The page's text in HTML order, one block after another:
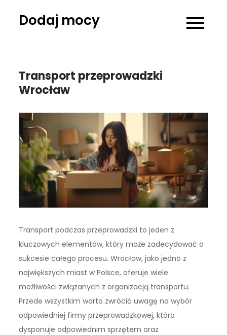
Dodaj mocy
Transport przeprowadzki
Wrocław
Transport podczas przeprowadzki to jeden z
kluczowych elementów, który może zadecydować o
sukcesie całego procesu. Wrocław, jako jedno z
największych miast w Polsce, oferuje wiele
możliwości związanych z organizacją transportu.
Przede wszystkim warto zwrócić uwagę na wybór
odpowiedniej firmy przeprowadzkowej, która
dysponuje odpowiednim sprzętem oraz